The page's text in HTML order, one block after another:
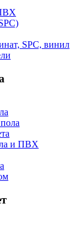
SPC, винил
и ПВХ